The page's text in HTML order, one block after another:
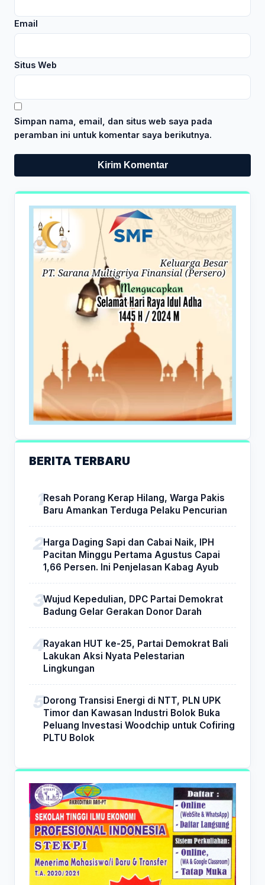
Email
Situs Web
Simpan nama, email, dan situs web saya pada
peramban ini untuk komentar saya berikutnya.
BERITA TERBARU
Resah Porang Kerap Hilang, Warga Pakis
Baru Amankan Terduga Pelaku Pencurian
Harga Daging Sapi dan Cabai Naik, IPH
Pacitan Minggu Pertama Agustus Capai
1,66 Persen. Ini Penjelasan Kabag Ayub
Wujud Kepedulian, DPC Partai Demokrat
Badung Gelar Gerakan Donor Darah
Rayakan HUT ke-25, Partai Demokrat Bali
Lakukan Aksi Nyata Pelestarian
Lingkungan
Dorong Transisi Energi di NTT, PLN UPK
Timor dan Kawasan Industri Bolok Buka
Peluang Investasi Woodchip untuk Cofiring
PLTU Bolok